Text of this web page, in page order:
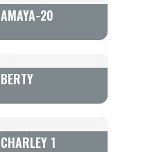
AMAYA-20
BERTY
CHARLEY 1